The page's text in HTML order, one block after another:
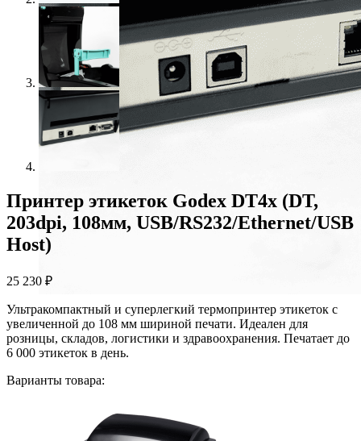
Принтер этикеток Godex DT4x (DT,
203dpi, 108мм, USB/RS232/Ethernet/USB
Host)
25 230 ₽
Ультракомпактный и суперлегкий термопринтер этикеток с
увеличенной до 108 мм шириной печати. Идеален для
розницы, складов, логистики и здравоохранения. Печатает до
6 000 этикеток в день.
Варианты товара: